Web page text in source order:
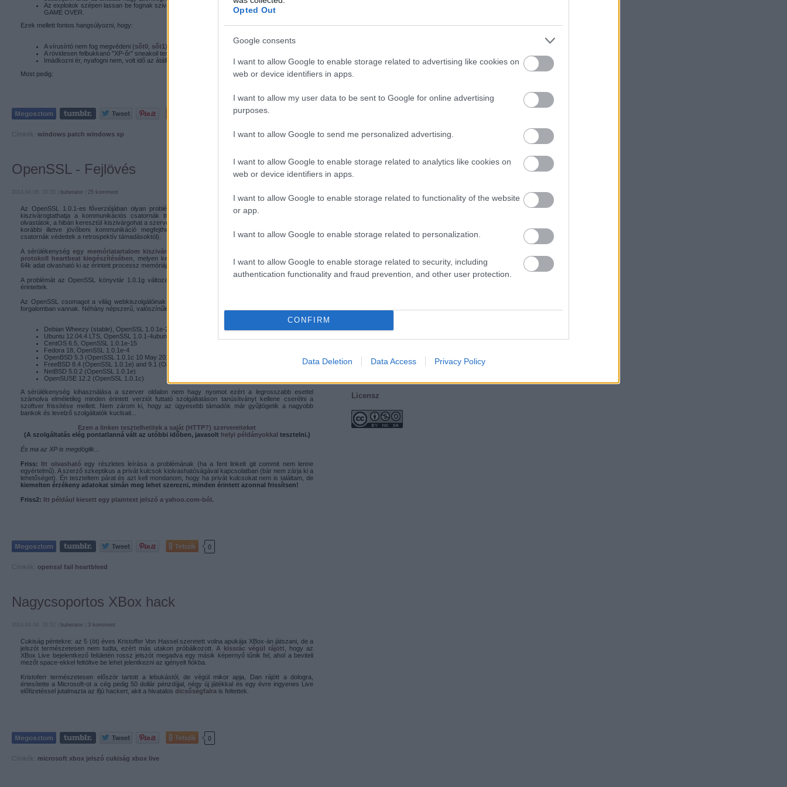
Opted Out
Google consents
I want to allow Google to enable storage related to advertising like cookies on
web or device identifiers in apps.
I want to allow my user data to be sent to Google for online advertising
purposes.
I want to allow Google to send me personalized advertising.
I want to allow Google to enable storage related to analytics like cookies on
web or device identifiers in apps.
I want to allow Google to enable storage related to functionality of the website
or app.
I want to allow Google to enable storage related to personalization.
I want to allow Google to enable storage related to security, including
authentication functionality and fraud prevention, and other user protection.
CONFIRM
Data Deletion Data Access Privacy Policy
Hacker HOWTO
xkcd
bejegyzések,kommentek
Archívum
2014 április (5)
2013 december
2013 október (11
2013 szeptember
(10)
Licensz
Az exploitok szépen lassan be fognak szivárogni a még mindig XP-t használó hálózatokba, és
GAME OVER.
Ezek mellett fontos hangsúlyozni, hogy:
A vírusírtó nem fog megvédeni (sőt0 sőt1)
A rövidesen felbukkanó "XP-őr" sneakoil termékek főleg nem
Imádkozni ér, nyafogni nem, volt idő az átállásra
Most pedig:
Címkék: windows patch windows xp
OpenSSL - Fejlövés
buherator 25 komment
Az OpenSSL 1.0.1-es főverziójában olyan problémát
, ami távoli támadók számára
kiszivárogtathatja a kommunikációs csatornák titkosítására használt privát kulcso(ka)t. Igen, jól
olvastátok, a hibán keresztül kiszivárgohat a szerver tanúsítvány privát kulcsa is, amivel aztán minden
korábbi illetve jövőbeni kommunikáció megfejthető (a Perfect Forward Secrecy-t implementáló
csatornák védettek a retrospektív támadásoktól).
A sérülékenységegy memóriatartalom kiszivárgását okozó implementációs probléma
protokoll heartbeat kiegészítésében
, melyen keresztül egyetlen csomag elküldése után legfeljebb
64k adat olvasható ki az érintett processz memóriájából.
A problémát az OpenSSL könyvtár 1.0.1g változatában javították, az 1.0.0 és 0.9.8 főverziók nem
érintettek.
Az OpenSSL csomagot a világ webkiszolgálóinak 66%-a használja, az értinett verziók már két éve
forgalomban vannak. Néhány népszerű, valószínűleg érintett Linux disztribució:
Debian Wheezy (stable), OpenSSL 1.0.1e-2+deb7u4
Ubuntu 12.04.4 LTS, OpenSSL 1.0.1-4ubuntu5.11
CentOS 6.5, OpenSSL 1.0.1e-15
Fedora 18, OpenSSL 1.0.1e-4
OpenBSD 5.3 (OpenSSL 1.0.1c 10 May 2012) and 5.4 (OpenSSL 1.0.1c 10 May 2012)
FreeBSD 8.4 (OpenSSL 1.0.1e) and 9.1 (OpenSSL 1.0.1c)
NetBSD 5.0.2 (OpenSSL 1.0.1e)
OpenSUSE 12.2 (OpenSSL 1.0.1c)
A sérülékenység kihasználása a szerver oldalon nem hagy nyomot ezért a legrosszabb esettel
számolva elméletileg minden érintett verziót futtató szolgáltatáson tanúsítványt kellene cserélni a
szoftver frissítése mellett. Nem zárom ki, hogy az ügyesebb támadók már gyűjtögetik a nagyobb
bankok és levelző szolgáltatók kuclsait...
Ezen a linken tesztelhetitek a saját (HTTP?) szervereiteket
(A szolgáltatás elég pontatlanná vált az utóbbi időben, javasolt helyi példányokkal tesztelni.)
És ma az XP is megdöglik...
Friss: Itt olvasható egy részletes leírása a problémának (ha a fent linkelt git commit nem lenne
egyértelmű). A szerző szkeptikus a privát kulcsok kiolvashatóságával kapcsolatban (bár nem zárja ki a
lehetőséget). Én teszteltem párat és azt kell mondanom, hogy ha privát kulcsokat nem is találtam, de
kiemelten érzékeny adatokat simán meg lehet szerezni, minden érintett azonnal frissítsen!
Friss2: Itt például kiesett egy plaintext jelszó a yahoo.com-ból.
Tetszik 0
Címkék: openssl fail heartbleed
Nagycsoportos XBox hack
buherator 3 komment
Cukiság péntekre: az 5 (öt) éves Kristoffer Von Hassel szeretett volna apukája XBox-án játszani, de a
jelszót természetesen nem tudta, ezért más utakon próbálkozott. A kissrác végül rájött , hogy az
XBox Live bejelentkező felületén rossz jelszót megadva egy másik képernyő tűnik fel, ahol a beviteli
mezőt space-ekkel feltöltve be lehet jelentkezni az igényelt fiókba.
Kristoferr természetesen először tartott a lebukástól, de végül mikor apja, Dan rájött a dologra,
értesítette a Microsoft-ot a cég pedig 50 dollár pénzdíjjal, négy új játékkal és egy évre ingyenes Live
előfizetéssel jutalmazta az ifjú hackert, akit a hivatalos dicsőségfalra is feltettek.
Tetszik 0
Címkék: microsoft xbox jelszó cukiság xbox live